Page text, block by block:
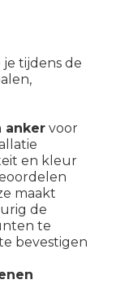
je tijdens de
ankervoor
en kleur
maakt
de
te
bevestigen